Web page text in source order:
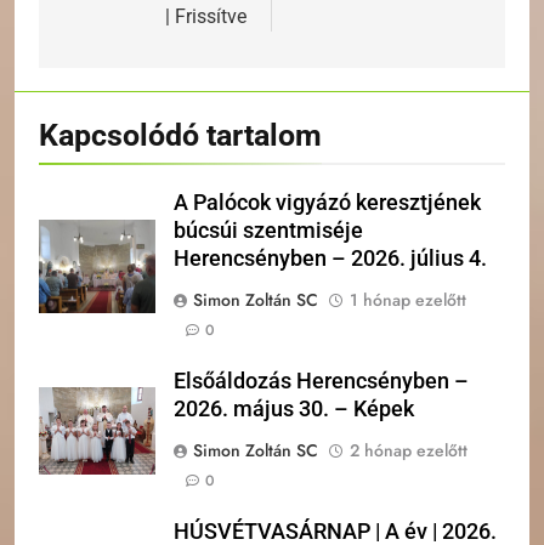
| Frissítve
Kapcsolódó tartalom
A Palócok vigyázó keresztjének
búcsúi szentmiséje
Herencsényben – 2026. július 4.
Simon Zoltán SC
1 hónap ezelőtt
0
Elsőáldozás Herencsényben –
2026. május 30. – Képek
Simon Zoltán SC
2 hónap ezelőtt
0
HÚSVÉTVASÁRNAP | A év | 2026.